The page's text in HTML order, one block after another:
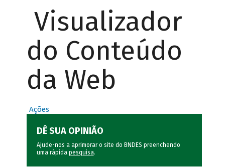
Visualizador
do Conteúdo
da Web
Ações
DÊ SUA OPINIÃO
Ajude-nos a aprimorar o site do BNDES preenchendo
uma rápida pesquisa.